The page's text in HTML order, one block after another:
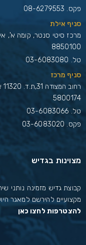
פקס. 08-6279553
סניף אילת
מרכז סיטי סנטר, קומה א',
8850100
טל. 03-6083080
סניף מרכז
רחוב
5800174
טל. 03-6083066
פקס. 03-6083020
מצוינות בגדיש
קבוצת גדיש מזמינה נותני
מקצועיים להירשם למאגר
להצטרפות לחצו כאן